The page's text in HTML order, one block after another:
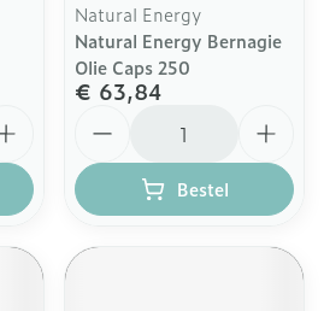
Natural Energy
Natural Energy Bernagie
Olie Caps 250
€ 63,84
Bestel